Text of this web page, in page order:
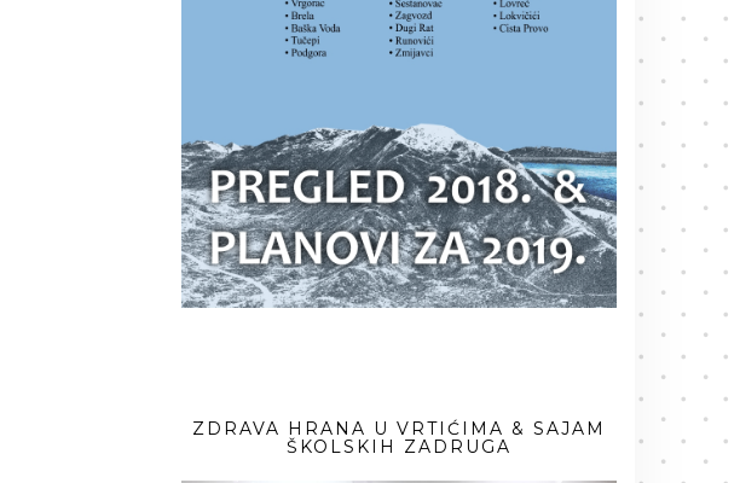
ZDRAVA HRANA U VRTIĆIMA & SAJAM
ŠKOLSKIH ZADRUGA